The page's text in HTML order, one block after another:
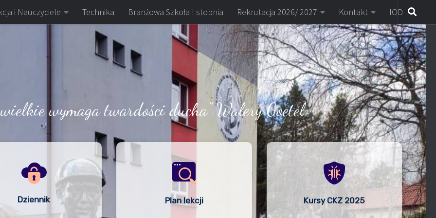
i Nauczyciele Technika Branżowa Szkoła I stopnia Rekrutacja 2026/ 2027 Kontakt IOD
wymaga twardości ducha" Walery Goetel
Dziennik Plan lekcji Kursy CKZ 2025